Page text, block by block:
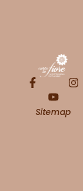
Sitemap